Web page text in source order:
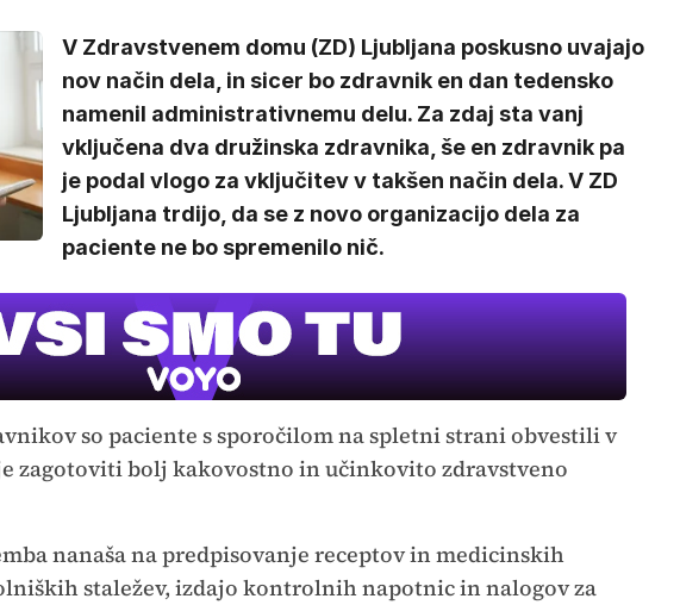
V Zdravstvenem domu (ZD) Ljubljana poskusno uvajajo
nov način dela, in sicer bo zdravnik en dan tedensko
namenil administrativnemu delu. Za zdaj sta vanj
vključena dva družinska zdravnika, še en zdravnik pa
je podal vlogo za vključitev v takšen način dela. V ZD
Ljubljana trdijo, da se z novo organizacijo dela za
paciente ne bo spremenilo nič.
so paciente s sporočilom na spletni strani obvestili v
zagotoviti bolj kakovostno in učinkovito zdravstveno
nanaša na predpisovanje receptov in medicinskih
staležev, izdajo kontrolnih napotnic in nalogov za